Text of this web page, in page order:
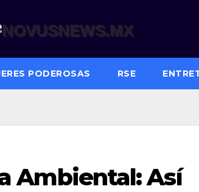
PODEROSAS RSE
Ambiental: Así